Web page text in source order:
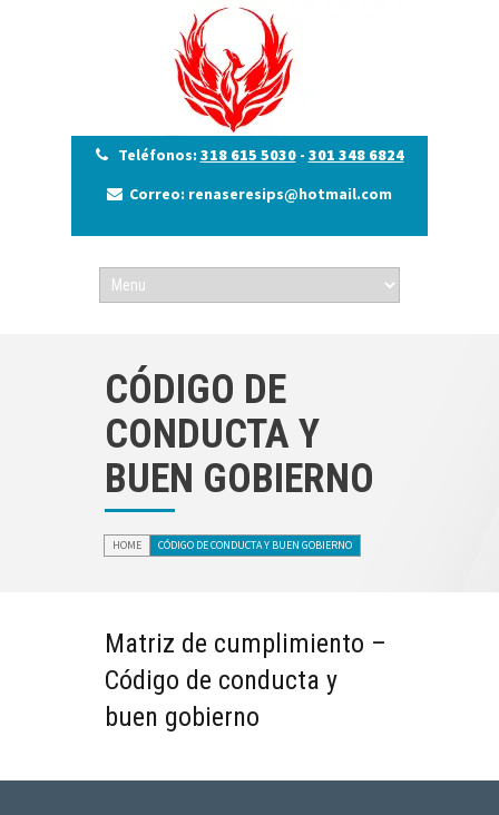
Teléfonos: 318 615 5030- 301 348 6824
Correo: renaseresips@hotmail.com
CÓDIGO DE
CONDUCTA Y
BUEN GOBIERNO
HOME CÓDIGO DE CONDUCTA Y BUEN GOBIERNO
Matriz de cumplimiento –
Código de conducta y
buen gobierno